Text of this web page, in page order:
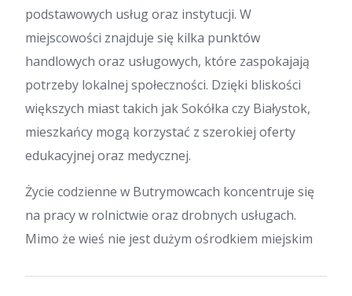
podstawowych usług oraz instytucji. W
miejscowości znajduje się kilka punktów
handlowych oraz usługowych, które zaspokajają
potrzeby lokalnej społeczności. Dzięki bliskości
większych miast takich jak Sokółka czy Białystok,
mieszkańcy mogą korzystać z szerokiej oferty
edukacyjnej oraz medycznej.
Życie codzienne w Butrymowcach koncentruje się
na pracy w rolnictwie oraz drobnych usługach.
Mimo że wieś nie jest dużym ośrodkiem miejskim